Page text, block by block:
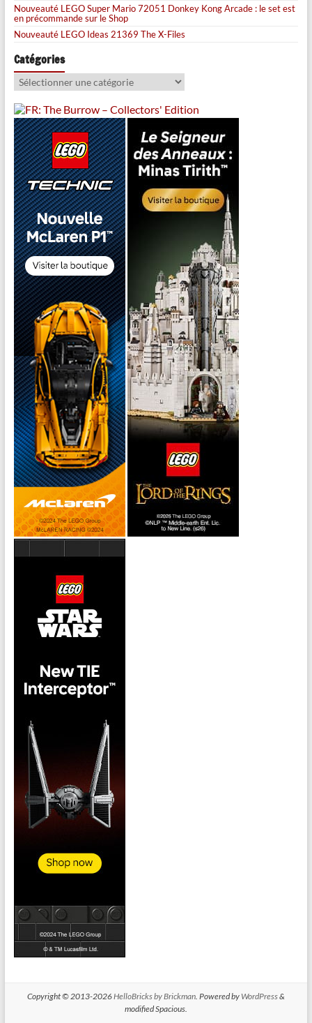
Nouveauté LEGO Super Mario 72051 Donkey Kong Arcade : le set est
en précommande sur le Shop
Nouveauté LEGO Ideas 21369 The X-Files
Catégories
Catégories
Copyright © 2013-2026HelloBricks by Brickman. Powered by WordPress&
modified Spacious.